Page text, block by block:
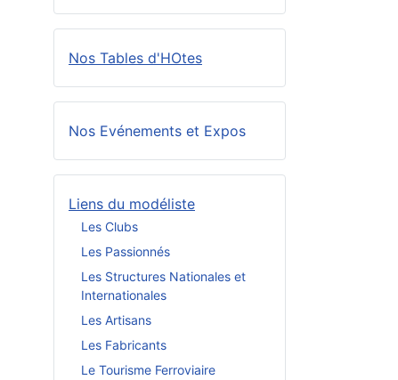
Nos Tables d'HOtes
Nos Evénements et Expos
Liens du modéliste
Les Clubs
Les Passionnés
Les Structures Nationales et
Internationales
Les Artisans
Les Fabricants
Le Tourisme Ferroviaire